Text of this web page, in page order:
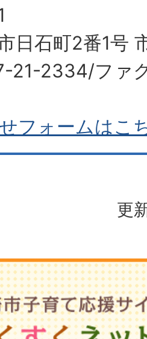
日石町2番1号
21-2334/ファ
フォームはこ
更